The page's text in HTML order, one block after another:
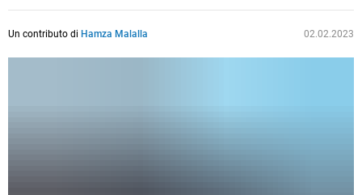
Un contributo di Hamza Malalla 02.02.2023